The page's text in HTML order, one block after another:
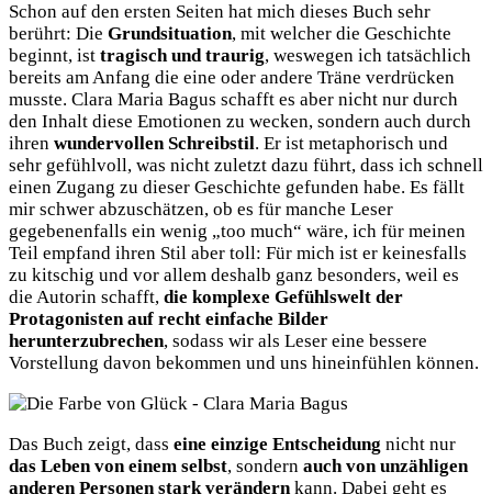
Schon auf den ersten Seiten hat mich dieses Buch sehr
berührt: Die Grundsituation, mit welcher die Geschichte
beginnt, ist tragisch und traurig, weswegen ich tatsächlich
bereits am Anfang die eine oder andere Träne verdrücken
musste. Clara Maria Bagus schafft es aber nicht nur durch
den Inhalt diese Emotionen zu wecken, sondern auch durch
ihren wundervollen Schreibstil. Er ist metaphorisch und
sehr gefühlvoll, was nicht zuletzt dazu führt, dass ich schnell
einen Zugang zu dieser Geschichte gefunden habe. Es fällt
mir schwer abzuschätzen, ob es für manche Leser
gegebenenfalls ein wenig „too much“ wäre, ich für meinen
Teil empfand ihren Stil aber toll: Für mich ist er keinesfalls
zu kitschig und vor allem deshalb ganz besonders, weil es
die Autorin schafft, die komplexe Gefühlswelt der
Protagonisten auf recht einfache Bilder
herunterzubrechen, sodass wir als Leser eine bessere
Vorstellung davon bekommen und uns hineinfühlen können.
Das Buch zeigt, dass eine einzige Entscheidung nicht nur
das Leben von einem selbst, sondern auch von unzähligen
anderen Personen stark verändernkann. Dabei geht es